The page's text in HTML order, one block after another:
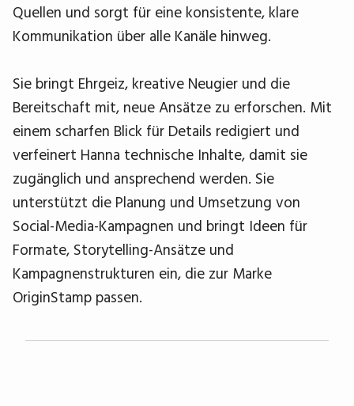
Quellen und sorgt für eine konsistente, klare
Kommunikation über alle Kanäle hinweg.
Sie bringt Ehrgeiz, kreative Neugier und die
Bereitschaft mit, neue Ansätze zu erforschen. Mit
einem scharfen Blick für Details redigiert und
verfeinert Hanna technische Inhalte, damit sie
zugänglich und ansprechend werden. Sie
unterstützt die Planung und Umsetzung von
Social-Media-Kampagnen und bringt Ideen für
Formate, Storytelling-Ansätze und
Kampagnenstrukturen ein, die zur Marke
OriginStamp passen.